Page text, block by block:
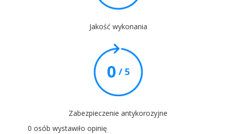
Jakość wykonania
0 / 5
Zabezpieczenie antykorozyjne
0 osób wystawiło opinię